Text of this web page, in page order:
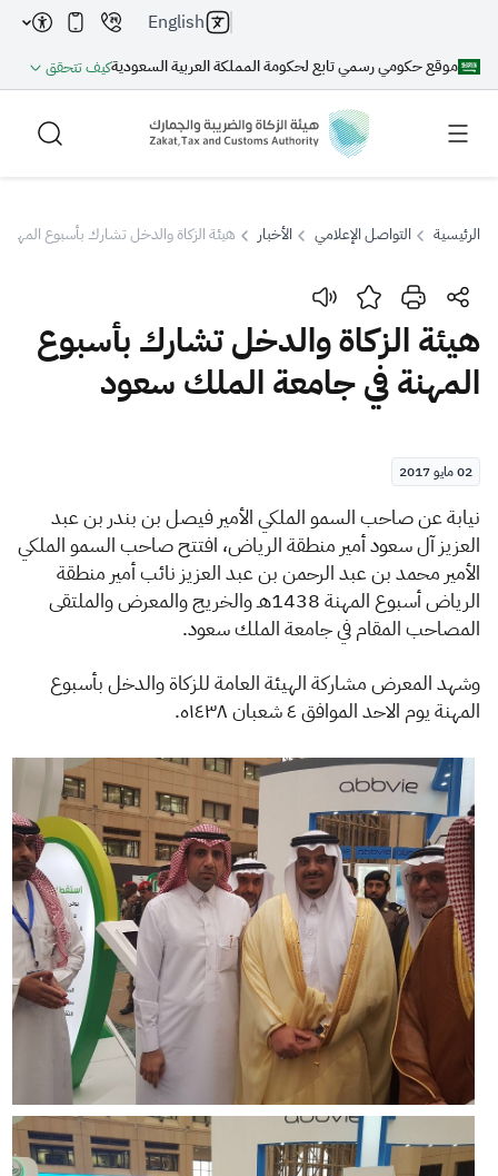
موقع حكومي رسمي تابع لحكومة المملكة العربية السعوديةكيف تتحقق
English
بحث
بحث بحث AI
اقتراحات
الإقرار الضريبي
التصرفات العقارية
الرئيسية التواصل الإعلامي الأخبار هيئة الزكاة والدخل تشارك بأسبوع
هيئة الزكاة والدخل تشارك بأسبوع
المهنة في جامعة الملك سعود
02 مايو 2017
نيابة عن صاحب السمو الملكي الأمير فيصل بن بندر بن عبد
العزيز آل سعود أمير منطقة الرياض، افتتح صاحب السمو الملكي
الأمير محمد بن عبد الرحمن بن عبد العزيز نائب أمير منطقة
الرياض أسبوع المهنة 1438هـ والخريج والمعرض والملتقى
المصاحب المقام في جامعة الملك سعود.
وشهد المعرض مشاركة الهيئة العامة للزكاة والدخل بأسبوع
المهنة يوم الاحد الموافق ٤ شعبان ١٤٣٨ه.